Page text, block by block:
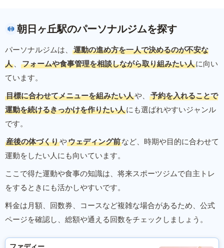
朝日ヶ丘駅のパーソナルジムを探す
パーソナルジムは、
運動の進め方を一人で決めるのが不安な
人 、 フォームや食事管理を相談しながら取り組みたい人に向い
ています。
目標に合わせてメニューを組みたい人や、
予約を入れることで
運動を続けるきっかけを作りたい人にも選ばれやすいジャンル
です。
産後の体づくりやウェディング前など、時期や目的に合わせて
運動をしたい人にも向いています。
ここで得た運動や食事の知識は、将来スポーツジムで自主トレ
をするときにも活かしやすいです。
料金は月額、回数券、コースなど複雑な場合があるため、公式
ページを確認し、総額や通える回数をチェックしましょう。